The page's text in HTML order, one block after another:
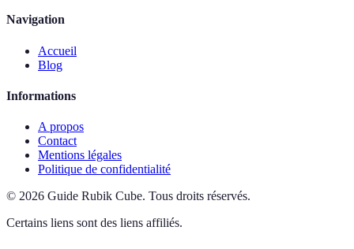
Navigation
Accueil
Blog
Informations
A propos
Contact
Mentions légales
Politique de confidentialité
© 2026 Guide Rubik Cube. Tous droits réservés.
Certains liens sont des liens affiliés.